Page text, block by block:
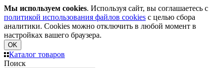
Мы используем cookies. Используя сайт, вы соглашаетесь с
политикой использования файлов cookies с целью сбора
аналитики. Cookies можно отключить в любой момент в
настройках вашего браузера.
OK
Каталог товаров
Поиск